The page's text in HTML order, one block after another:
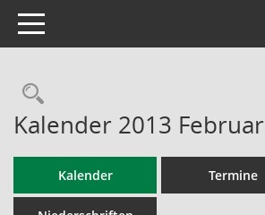
Toggle navigation
Rechercheauswahl
Kalender 2013 Februar
Kalender Termine